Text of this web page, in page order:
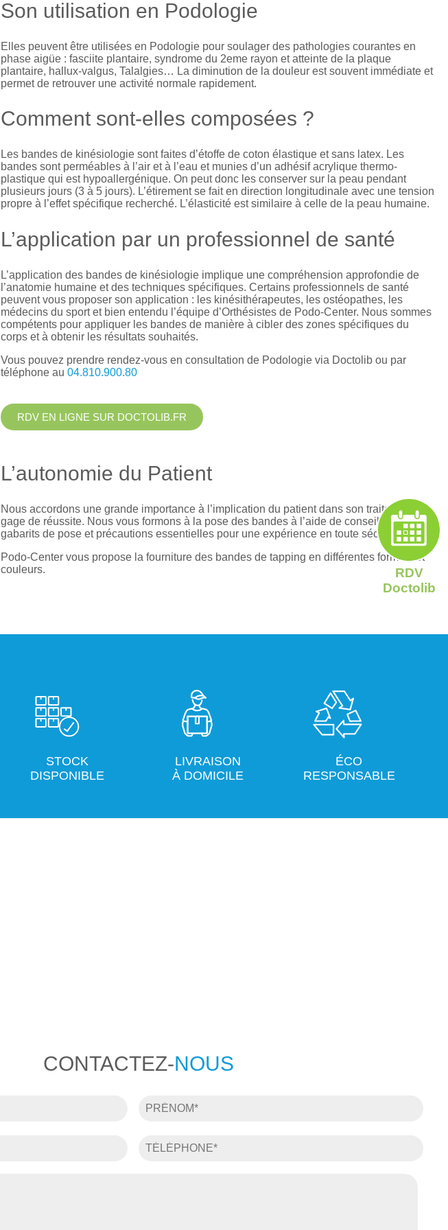
Son utilisation en Podologie
Elles peuvent être utilisées en Podologie pour soulager des pathologies courantes en
phase aigüe : fasciite plantaire, syndrome du 2eme rayon et atteinte de la plaque
plantaire, hallux-valgus, Talalgies… La diminution de la douleur est souvent immédiate et
permet de retrouver une activité normale rapidement.
Comment sont-elles composées ?
Les bandes de kinésiologie sont faites d’étoffe de coton élastique et sans latex. Les
bandes sont perméables à l’air et à l’eau et munies d’un adhésif acrylique thermo-
plastique qui est hypoallergénique. On peut donc les conserver sur la peau pendant
plusieurs jours (3 à 5 jours). L’étirement se fait en direction longitudinale avec une tension
propre à l’effet spécifique recherché. L’élasticité est similaire à celle de la peau humaine.
L’application par un professionnel de santé
L’application des bandes de kinésiologie implique une compréhension approfondie de
l’anatomie humaine et des techniques spécifiques. Certains professionnels de santé
peuvent vous proposer son application : les kinésithérapeutes, les ostéopathes, les
médecins du sport et bien entendu l’équipe d’Orthésistes de Podo-Center. Nous sommes
compétents pour appliquer les bandes de manière à cibler des zones spécifiques du
corps et à obtenir les résultats souhaités.
Vous pouvez prendre rendez-vous en consultation de Podologie via Doctolib ou par
téléphone au 04.810.900.80
RDV EN LIGNE SUR DOCTOLIB.FR
L’autonomie du Patient
Nous accordons une grande importance à l’implication du patient dans son traitement,
gage de réussite. Nous vous formons à la pose des bandes à l’aide de conseils précis,
gabarits de pose et précautions essentielles pour une expérience en toute sécurité.
Podo-Center vous propose la fourniture des bandes de tapping en différentes formats et
couleurs.
STOCK
DISPONIBLE
LIVRAISON
À DOMICILE
ÉCO
RESPONSABLE
CONTACTEZ-NOUS
*
*
RDV
Doctolib